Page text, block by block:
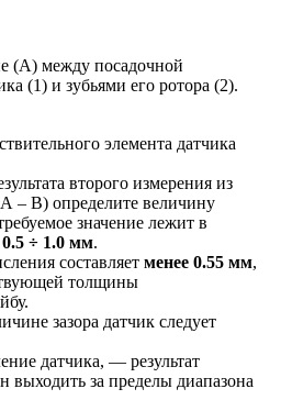
(А) между посадочной
(1) и зубьями его ротора (2).
элемента датчика
второго измерения из
– В) определите величину
значение лежит в
0.5 ÷ 1.0 мм.
составляет менее 0.55 мм,
толщины
зазора датчик следует
датчика, — результат
выходить за пределы диапазона